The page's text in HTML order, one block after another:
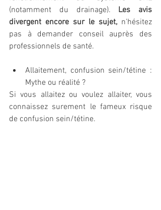
(notamment du drainage). Les avis
divergent encore sur le sujet, n'hésitez
pas à demander conseil auprès des
professionnels de santé.
Allaitement, confusion sein/tétine :
Mythe ou réalité ?
Si vous allaitez ou voulez allaiter, vous
connaissez surement le fameux risque
de confusion sein/tétine.